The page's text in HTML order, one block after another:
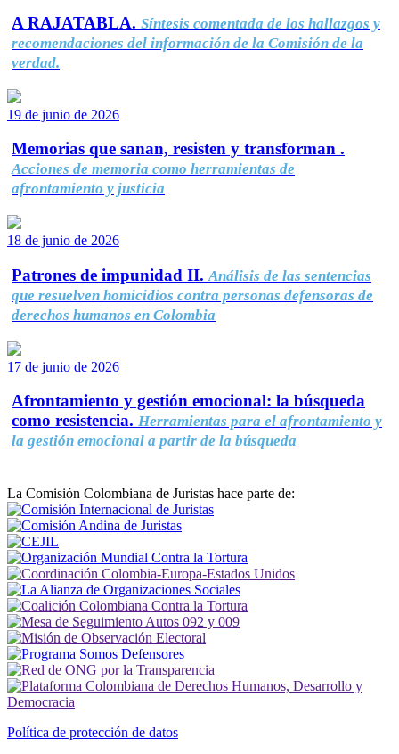
A RAJATABLA. Síntesis comentada de los hallazgos y
recomendaciones del información de la Comisión de la
verdad.
19 de junio de 2026
Memorias que sanan, resisten y transforman .
Acciones de memoria como herramientas de
afrontamiento y justicia
18 de junio de 2026
Patrones de impunidad II. Análisis de las sentencias
que resuelven homicidios contra personas defensoras de
derechos humanos en Colombia
17 de junio de 2026
Afrontamiento y gestión emocional: la búsqueda
como resistencia. Herramientas para el afrontamiento y
la gestión emocional a partir de la búsqueda
La Comisión Colombiana de Juristas hace parte de:
Política de protección de datos